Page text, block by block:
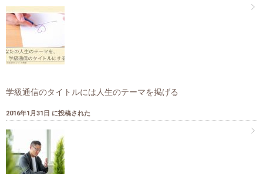
学級通信のタイトルには人生のテーマを掲げる
2016年1月31日 に投稿された